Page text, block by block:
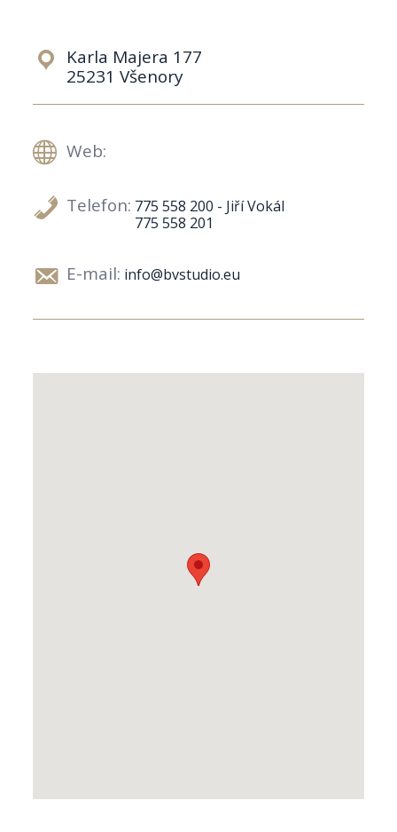
Karla Majera 177
25231 Všenory
Web:
Telefon: 775 558 200 - Jiří Vokál
775 558 201
E-mail: info@bvstudio.eu